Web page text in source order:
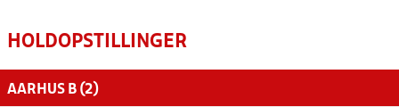
HOLDOPSTILLINGER
AARHUS B (2)